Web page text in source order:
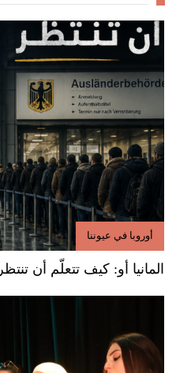
أوروبا في عيوننا
المانيا أو: كيف تتعلّم أن تنتظر